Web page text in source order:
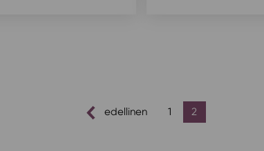
edellinen 1 2